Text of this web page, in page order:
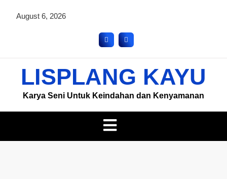
August 6, 2026
LISPLANG KAYU
Karya Seni Untuk Keindahan dan Kenyamanan